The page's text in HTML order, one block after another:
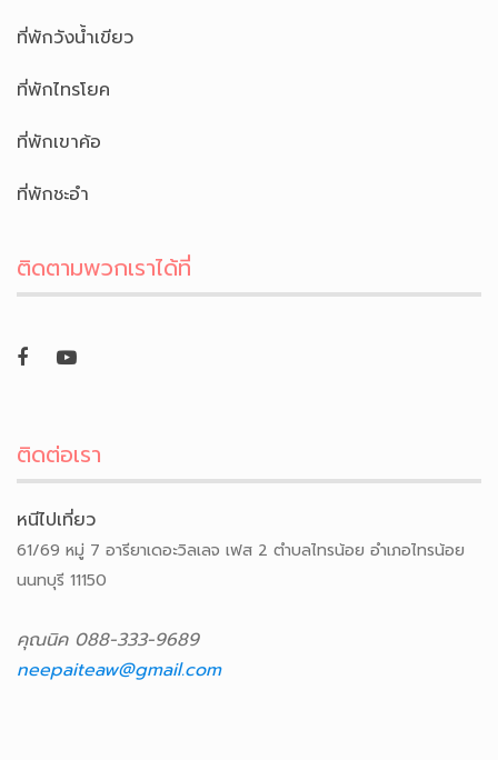
ที่พักวังน้ำเขียว
ที่พักไทรโยค
ที่พักเขาค้อ
ที่พักชะอำ
ติดตามพวกเราได้ที่
ติดต่อเรา
หนีไปเที่ยว
61/69 หมู่ 7 อารียาเดอะวิลเลจ เฟส 2 ตำบลไทรน้อย อำเภอไทรน้อย
นนทบุรี 11150
คุณนิค 088-333-9689
neepaiteaw@gmail.com